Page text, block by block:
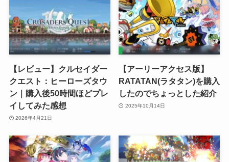
【レビュー】クルセイダー
クエスト：ヒーローズタウ
ン｜購入後50時間ほどプレ
イしてみた感想
2026年4月21日
【アーリーアクセス版】
RATATAN(ラタタン)を購入
したのでちょっとした紹介
2025年10月14日